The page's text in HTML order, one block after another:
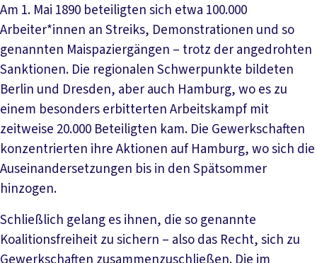
Am 1. Mai 1890 beteiligten sich etwa 100.000
Arbeiter*innen an Streiks, Demonstrationen und so
genannten Maispaziergängen – trotz der angedrohten
Sanktionen. Die regionalen Schwerpunkte bildeten
Berlin und Dresden, aber auch Hamburg, wo es zu
einem besonders erbitterten Arbeitskampf mit
zeitweise 20.000 Beteiligten kam. Die Gewerkschaften
konzentrierten ihre Aktionen auf Hamburg, wo sich die
Auseinandersetzungen bis in den Spätsommer
hinzogen.
Schließlich gelang es ihnen, die so genannte
Koalitionsfreiheit zu sichern – also das Recht, sich zu